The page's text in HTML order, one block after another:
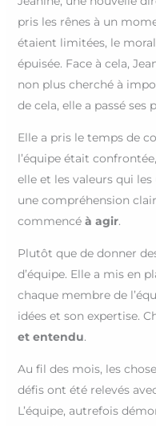
pris les rênes à un
étaient limitées, le
épuisée. Face à cela,
non plus cherché à
de cela, elle a passé ses
Elle a pris le temps de
l’équipe était
elle et les valeurs qui les
une compréhension
commencé à agir.
Plutôt que de donner
d’équipe. Elle a mis en
chaque membre de
idées et son expertise.
et entendu.
Au fil des mois, les
défis ont été relevés
L’équipe, autrefois